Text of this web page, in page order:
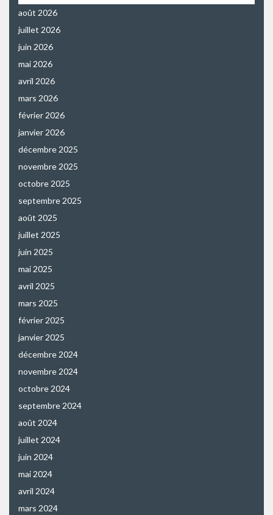
août 2026
juillet 2026
juin 2026
mai 2026
avril 2026
mars 2026
février 2026
janvier 2026
décembre 2025
novembre 2025
octobre 2025
septembre 2025
août 2025
juillet 2025
juin 2025
mai 2025
avril 2025
mars 2025
février 2025
janvier 2025
décembre 2024
novembre 2024
octobre 2024
septembre 2024
août 2024
juillet 2024
juin 2024
mai 2024
avril 2024
mars 2024